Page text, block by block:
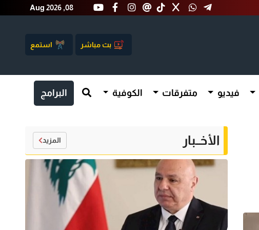
Aug 2026 ,08
بث مباشر استمع
فيديو متفرقات الكوفية البرامج
الأخــبار المزيد